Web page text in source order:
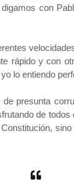
con
rápido y con
lo entiendo
presunta
de